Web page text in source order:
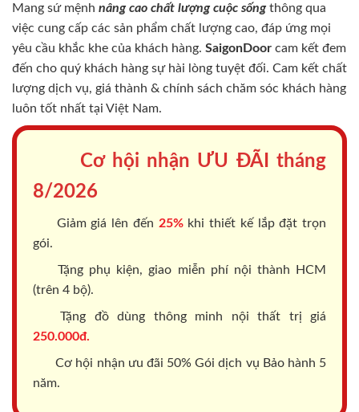
Mang sứ mệnh nâng cao chất lượng cuộc sốngthông qua
việc cung cấp các sản phẩm chất lượng cao, đáp ứng mọi
yêu cầu khắc khe của khách hàng. SaigonDoor cam kết đem
đến cho quý khách hàng sự hài lòng tuyệt đối. Cam kết chất
lượng dịch vụ, giá thành & chính sách chăm sóc khách hàng
luôn tốt nhất tại Việt Nam.
Cơ hội nhận ƯU ĐÃI tháng
8/2026
Giảm giá lên đến 25%khi thiết kế lắp đặt trọn
gói.
Tặng phụ kiện, giao miễn phí nội thành HCM
(trên 4 bộ).
Tặng đồ dùng thông minh nội thất trị giá
250.000đ.
Cơ hội nhận ưu đãi 50% Gói dịch vụ Bảo hành 5
năm.